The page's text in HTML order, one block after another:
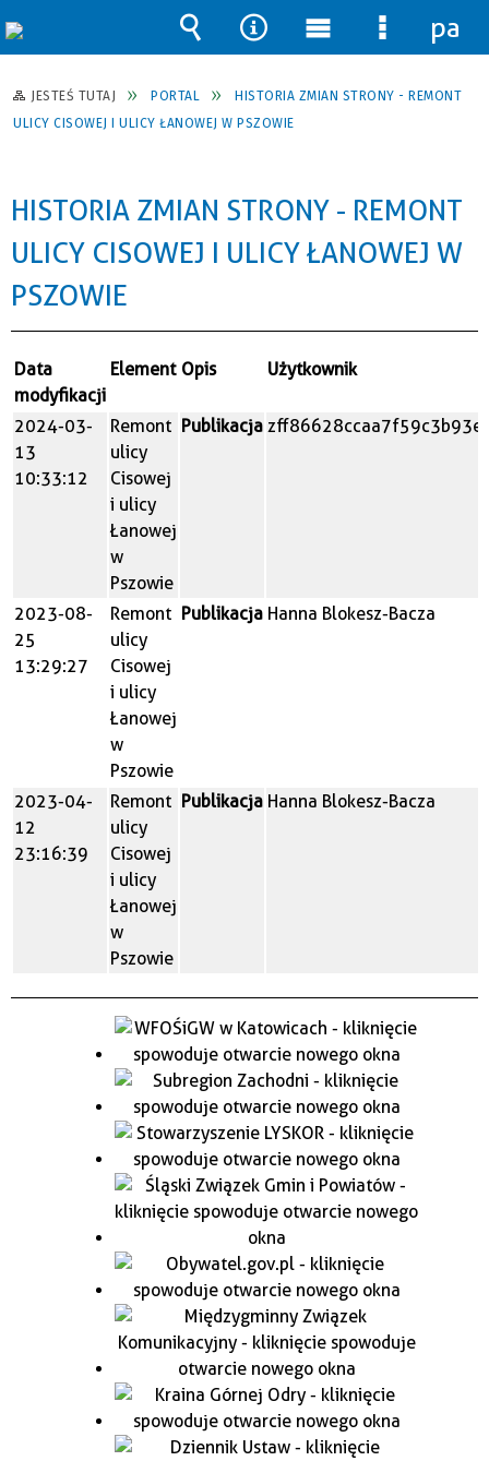
JESTEŚ TUTAJ PORTAL
HISTORIA ZMIAN STRONY - REMONT
ULICY CISOWEJ I ULICY ŁANOWEJ W PSZOWIE
HISTORIA ZMIAN STRONY - REMONT
ULICY CISOWEJ I ULICY ŁANOWEJ W
PSZOWIE
Data
modyfikacji
Element Opis Użytkownik
2024-03-
13
10:33:12
Remont
ulicy
Cisowej
i ulicy
Łanowej
w
Pszowie
Publikacja
2023-08-
25
13:29:27
Remont
ulicy
Cisowej
i ulicy
Łanowej
w
Pszowie
Publikacja Hanna Blokesz-Bacza
2023-04-
12
23:16:39
Remont
ulicy
Cisowej
i ulicy
Łanowej
w
Pszowie
Publikacja Hanna Blokesz-Bacza
Wyszukiwarka
Narzędzia
Menu
główne
Menu